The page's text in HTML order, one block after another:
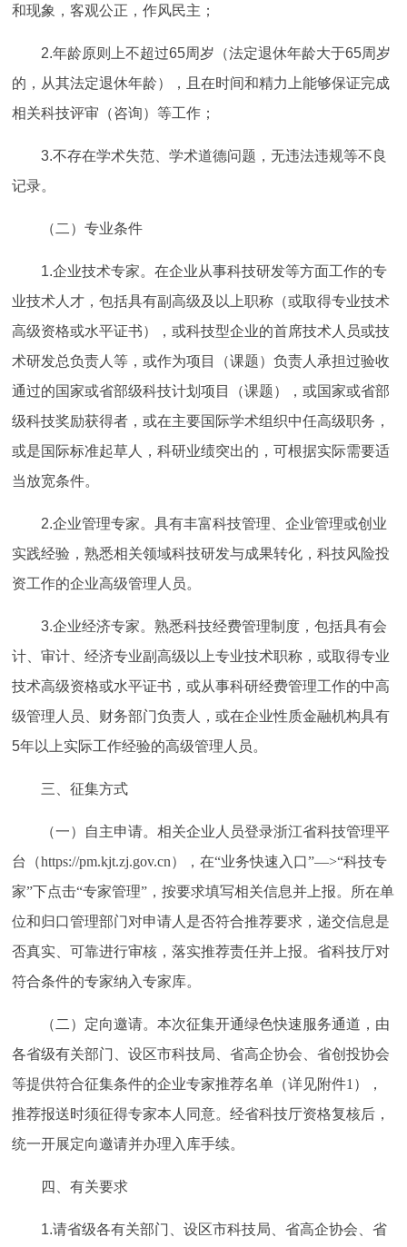
和现象，客观公正，作风民主；
2.年龄原则上不超过65周岁（法定退休年龄大于65周岁
的，从其法定退休年龄），且在时间和精力上能够保证完成
相关科技评审（咨询）等工作；
3.不存在学术失范、学术道德问题，无违法违规等不良
记录。
（二）专业条件
1.企业技术专家。在企业从事科技研发等方面工作的专
业技术人才，包括具有副高级及以上职称（或取得专业技术
高级资格或水平证书），或科技型企业的首席技术人员或技
术研发总负责人等，或作为项目（课题）负责人承担过验收
通过的国家或省部级科技计划项目（课题），或国家或省部
级科技奖励获得者，或在主要国际学术组织中任高级职务，
或是国际标准起草人，科研业绩突出的，可根据实际需要适
当放宽条件。
2.企业管理专家。具有丰富科技管理、企业管理或创业
实践经验，熟悉相关领域科技研发与成果转化，科技风险投
资工作的企业高级管理人员。
3.企业经济专家。熟悉科技经费管理制度，包括具有会
计、审计、经济专业副高级以上专业技术职称，或取得专业
技术高级资格或水平证书，或从事科研经费管理工作的中高
级管理人员、财务部门负责人，或在企业性质金融机构具有
5年以上实际工作经验的高级管理人员。
三、征集方式
（一）自主申请。相关企业人员登录浙江省科技管理平
台（https://pm.kjt.zj.gov.cn），在“业务快速入口”—>“科技专
家”下点击“专家管理”，按要求填写相关信息并上报。所在单
位和归口管理部门对申请人是否符合推荐要求，递交信息是
否真实、可靠进行审核，落实推荐责任并上报。省科技厅对
符合条件的专家纳入专家库。
（二）定向邀请。本次征集开通绿色快速服务通道，由
各省级有关部门、设区市科技局、省高企协会、省创投协会
等提供符合征集条件的企业专家推荐名单（详见附件1），
推荐报送时须征得专家本人同意。经省科技厅资格复核后，
统一开展定向邀请并办理入库手续。
四、有关要求
1.请省级各有关部门、设区市科技局、省高企协会、省